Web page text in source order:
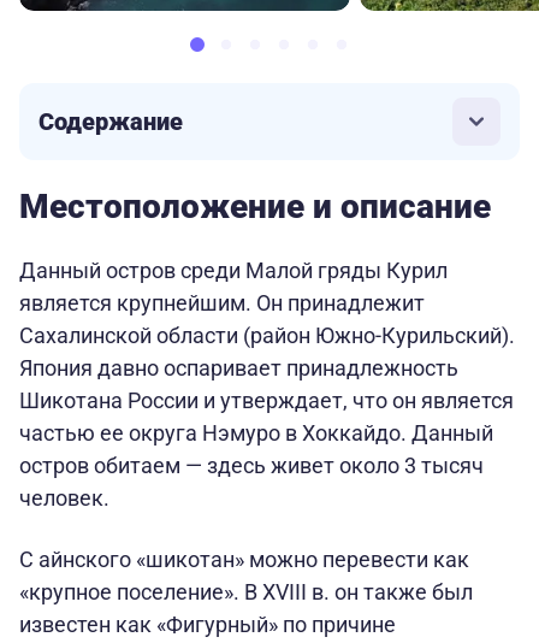
Содержание
Местоположение и описание
Данный остров среди Малой гряды Курил
является крупнейшим. Он принадлежит
Сахалинской области (район Южно-Курильский).
Япония давно оспаривает принадлежность
Шикотана России и утверждает, что он является
частью ее округа Нэмуро в Хоккайдо. Данный
остров обитаем — здесь живет около 3 тысяч
человек.
С айнского «шикотан» можно перевести как
«крупное поселение». В XVIII в. он также был
известен как «Фигурный» по причине